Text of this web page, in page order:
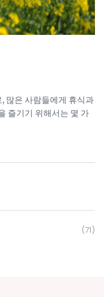
많은 사람들에게 휴식과
즐기기 위해서는 몇 가
(71)